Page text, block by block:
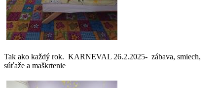
Tak ako každý rok. KARNEVAL 26.2.2025- zábava, smiech,
súťaže a maškrtenie